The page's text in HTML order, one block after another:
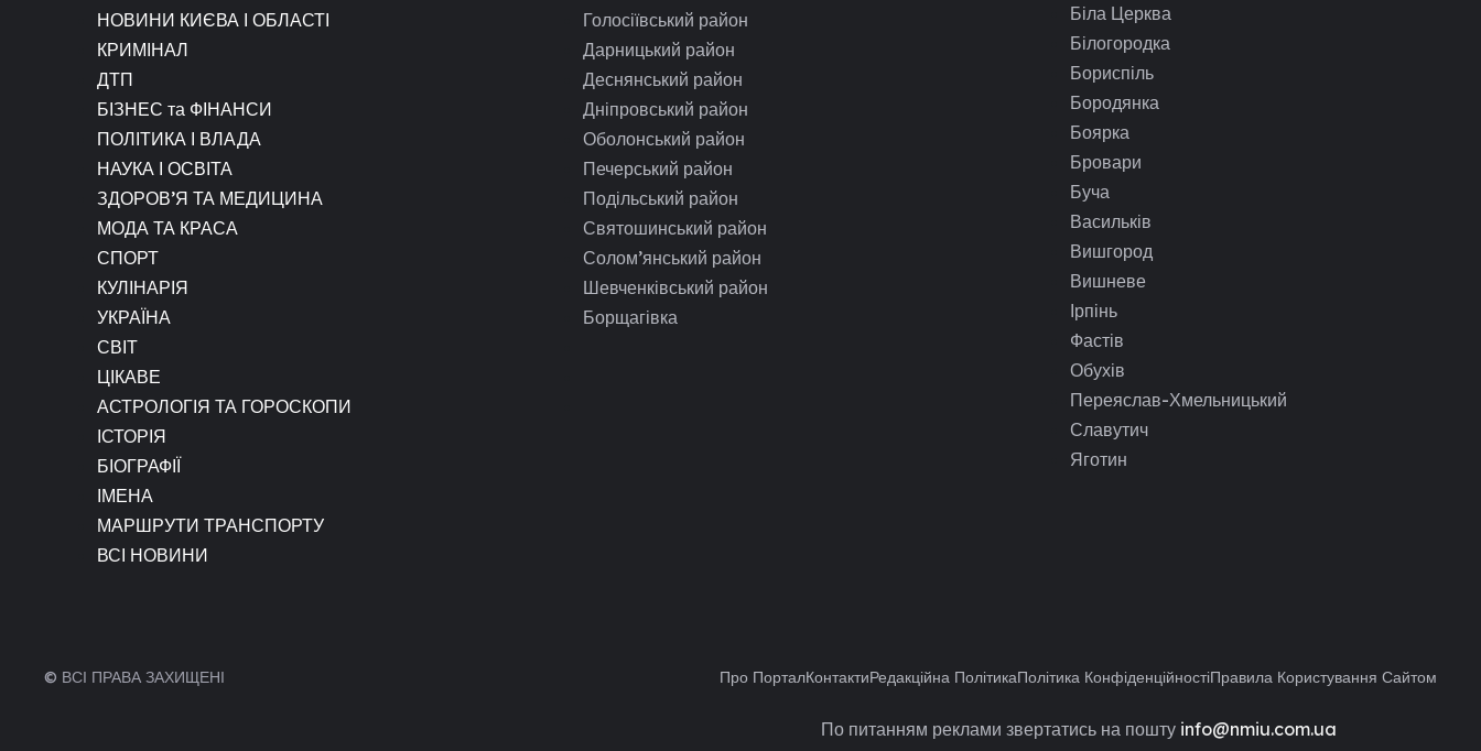
НОВИНИ КИЄВА І ОБЛАСТІ
КРИМІНАЛ
ДТП
БІЗНЕС та ФІНАНСИ
ПОЛІТИКА І ВЛАДА
НАУКА І ОСВІТА
ЗДОРОВ’Я ТА МЕДИЦИНА
МОДА ТА КРАСА
СПОРТ
КУЛІНАРІЯ
УКРАЇНА
СВІТ
ЦІКАВЕ
АСТРОЛОГІЯ ТА ГОРОСКОПИ
ІСТОРІЯ
БІОГРАФІЇ
ІМЕНА
МАРШРУТИ ТРАНСПОРТУ
ВСІ НОВИНИ
Голосіївський район
Дарницький район
Деснянський район
Дніпровський район
Оболонський район
Печерський район
Подільський район
Святошинський район
Солом’янський район
Шевченківський район
Борщагівка
Біла Церква
Білогородка
Бориспіль
Бородянка
Боярка
Бровари
Буча
Васильків
Вишгород
Вишневе
Ірпінь
Фастів
Обухів
Переяслав-Хмельницький
Славутич
Яготин
© ВСІ ПРАВА ЗАХИЩЕНІ Про ПорталКонтактиРедакційна ПолітикаПолітика КонфіденційностіПравила Користування Сайтом
По питанням реклами звертатись на пошту info@nmiu.com.ua